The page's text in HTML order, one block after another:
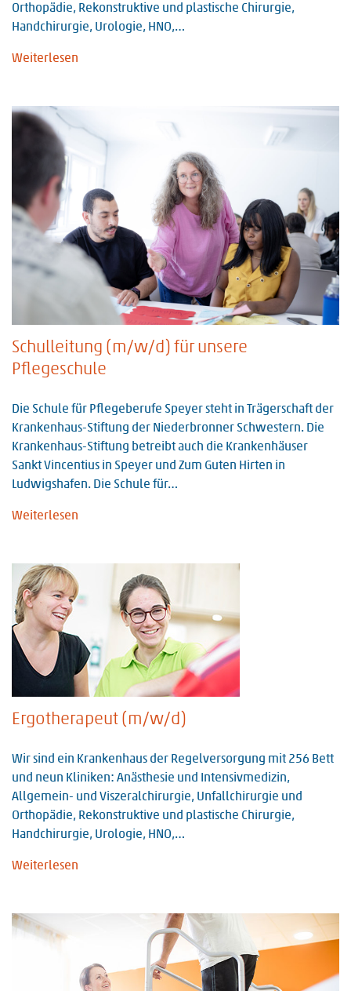
Orthopädie, Rekonstruktive und plastische Chirurgie,
Handchirurgie, Urologie, HNO,…
Weiterlesen
Schulleitung (m/w/d) für unsere
Pflegeschule
Die Schule für Pflegeberufe Speyer steht in Trägerschaft der
Krankenhaus-Stiftung der Niederbronner Schwestern. Die
Krankenhaus-Stiftung betreibt auch die Krankenhäuser
Sankt Vincentius in Speyer und Zum Guten Hirten in
Ludwigshafen. Die Schule für…
Weiterlesen
Ergotherapeut (m/w/d)
Wir sind ein Krankenhaus der Regelversorgung mit 256 Bett
und neun Kliniken: Anästhesie und Intensivmedizin,
Allgemein- und Viszeralchirurgie, Unfallchirurgie und
Orthopädie, Rekonstruktive und plastische Chirurgie,
Handchirurgie, Urologie, HNO,…
Weiterlesen